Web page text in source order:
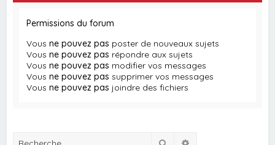
Permissions du forum
Vousne pouvez pas poster de nouveaux sujets
Vousne pouvez pas répondre aux sujets
Vousne pouvez pas modifier vos messages
Vousne pouvez pas supprimer vos messages
Vousne pouvez pas joindre des fichiers
Rechercher